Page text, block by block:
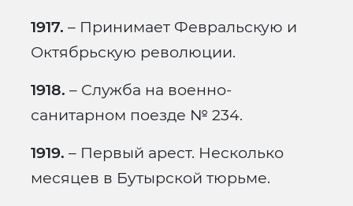
1917. – Принимает Февральскую и
Октябрьскую революции.
1918. – Служба на военно-
санитарном поезде № 234.
1919. – Первый арест. Несколько
месяцев в Бутырской тюрьме.